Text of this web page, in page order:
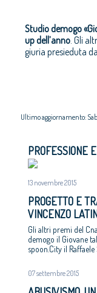
Studio demogo
up dell’anno. Gli
giuria presieduta
Ultimo aggiornamento:
PROFESSIONE
13 novembre 2015
PROGETTO E
VINCENZO
Gli altri premi del
demogo il Giovane
spoon.City il
07 settembre 2015